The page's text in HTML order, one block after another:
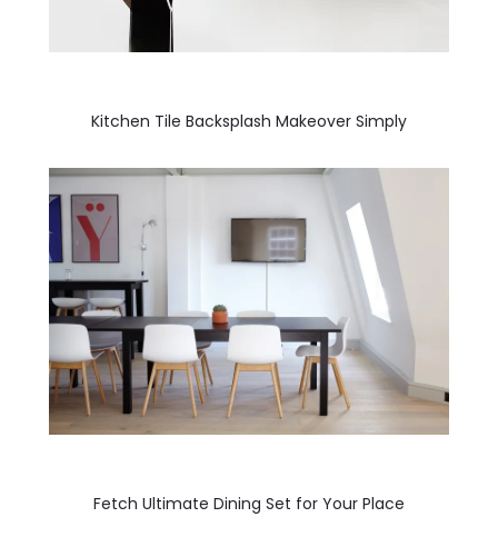
Kitchen Tile Backsplash Makeover Simply
Fetch Ultimate Dining Set for Your Place